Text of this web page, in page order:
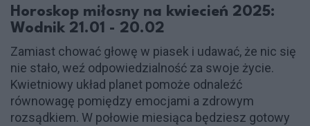
Horoskop miłosny na kwiecień 2025:
Wodnik 21.01 - 20.02
Zamiast chować głowę w piasek i udawać, że nic się
nie stało, weź odpowiedzialność za swoje życie.
Kwietniowy układ planet pomoże odnaleźć
równowagę pomiędzy emocjami a zdrowym
rozsądkiem. W połowie miesiąca będziesz gotowy